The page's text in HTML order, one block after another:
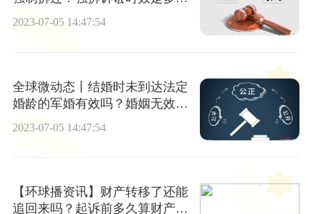
久？
2023-07-05 14:47:54
全球微动态丨结婚时未到达法定
婚龄的军婚有效吗？婚姻无效的
2023-07-05 14:47:54
【环球播资讯】财产转移了还能
追回来吗？起诉前多久算财产转